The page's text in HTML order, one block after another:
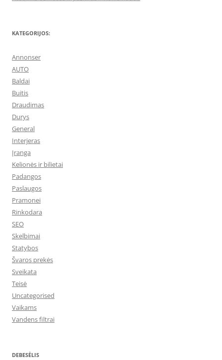
KATEGORIJOS:
Annonser
AUTO
Baldai
Buitis
Draudimas
Durys
General
Interjeras
Įranga
Kelionės ir bilietai
Padangos
Paslaugos
Pramonei
Rinkodara
SEO
Skelbimai
Statybos
Švaros prekės
Sveikata
Teisė
Uncategorised
Vaikams
Vandens filtrai
DEBESĖLIS